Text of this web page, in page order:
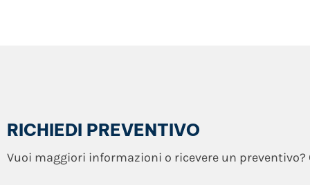
RICHIEDI PREVENTIVO
Vuoi maggiori informazioni o ricevere un